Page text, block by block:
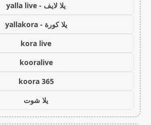
يلا لايف - yalla live
يلا كورة - yallakora
kora live
kooralive
koora 365
يلا شوت